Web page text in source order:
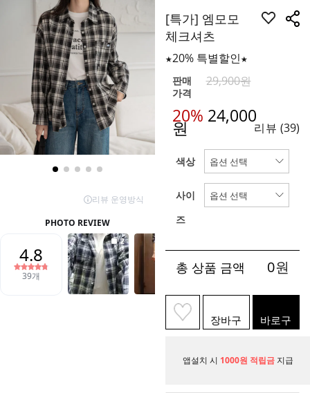
[특가] 엠모모
체크셔츠
★20% 특별할인★
판매
가격
29,900원
20% 24,000
원 리뷰 (39)
색상
사이
즈
총 상품 금액 0원
장바구
니
바로구
매
앱설치 시 1000원 적립금 지급